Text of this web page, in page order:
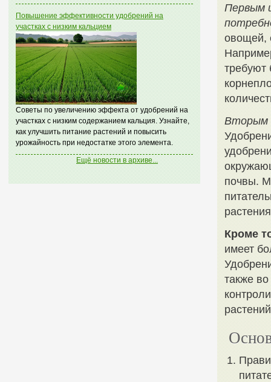
Повышение эффективности удобрений на
участках с низким кальцием
Советы по увеличению эффекта от удобрений на
участках с низким содержанием кальция. Узнайте,
как улучшить питание растений и повысить
урожайность при недостатке этого элемента.
Ещё новости в архиве...
Первым
овощей,
требуют
Вторым
почвы.
Кроме
имеет
также